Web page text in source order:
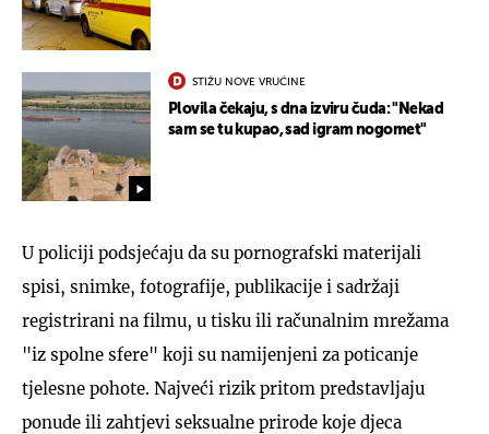
STIŽU NOVE VRUĆINE
Plovila čekaju, s dna izviru čuda: "Nekad
sam se tu kupao, sad igram nogomet"
U policiji podsjećaju da su pornografski materijali
spisi, snimke, fotografije, publikacije i sadržaji
registrirani na filmu, u tisku ili računalnim mrežama
"iz spolne sfere" koji su namijenjeni za poticanje
tjelesne pohote. Najveći rizik pritom predstavljaju
ponude ili zahtjevi seksualne prirode koje djeca